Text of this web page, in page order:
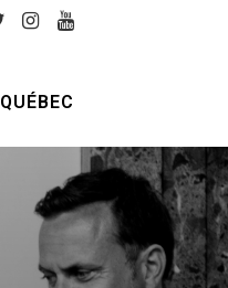
QUÉBEC